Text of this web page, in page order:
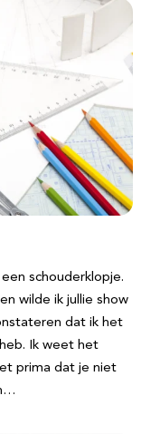
schouderklopje.
wilde ik jullie show
dat ik het
Ik weet het
prima dat je niet